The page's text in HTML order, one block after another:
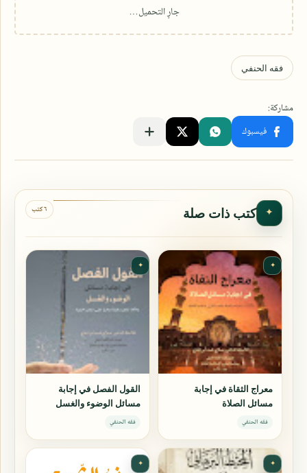
✦ كتب ذات صلة ٦ كتب
✦
معراج الثقاة في إجابة
مسائل الصلاة
فقه الحنفي
✦
القول الفصل في إجابة
مسائل الوضوء والغسل
فقه الحنفي
✦
✦